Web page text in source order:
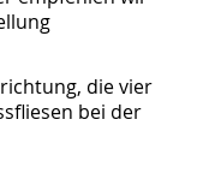
die vier
bei der